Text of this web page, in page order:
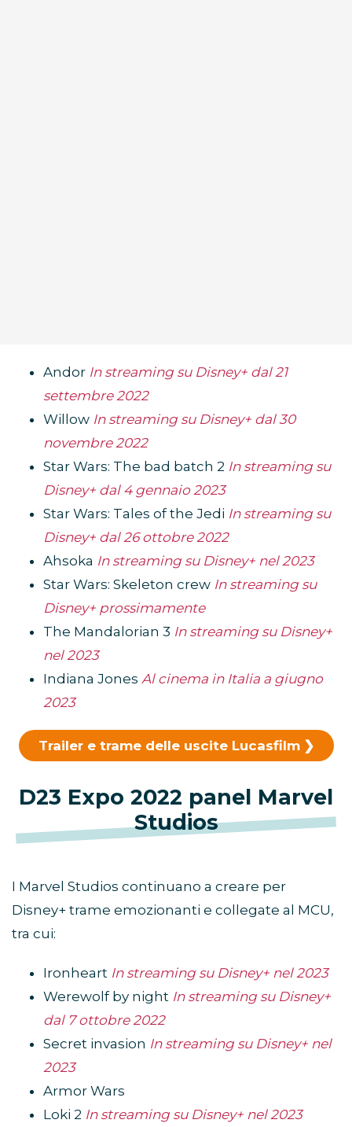
Andor In streaming su Disney+ dal 21
settembre 2022
Willow In streaming su Disney+ dal 30
novembre 2022
Star Wars: The bad batch 2 In streaming su
Disney+ dal 4 gennaio 2023
Star Wars: Tales of the Jedi In streaming su
Disney+ dal 26 ottobre 2022
Ahsoka In streaming su Disney+ nel 2023
Star Wars: Skeleton crew In streaming su
Disney+ prossimamente
The Mandalorian 3 In streaming su Disney+
nel 2023
Indiana Jones Al cinema in Italia a giugno
2023
Trailer e trame delle uscite Lucasfilm
D23 Expo 2022 panel Marvel
Studios
I Marvel Studios continuano a creare per
Disney+ trame emozionanti e collegate al MCU,
tra cui:
Ironheart In streaming su Disney+ nel 2023
Werewolf by night In streaming su Disney+
dal 7 ottobre 2022
Secret invasion In streaming su Disney+ nel
2023
Armor Wars
Loki 2 In streaming su Disney+ nel 2023